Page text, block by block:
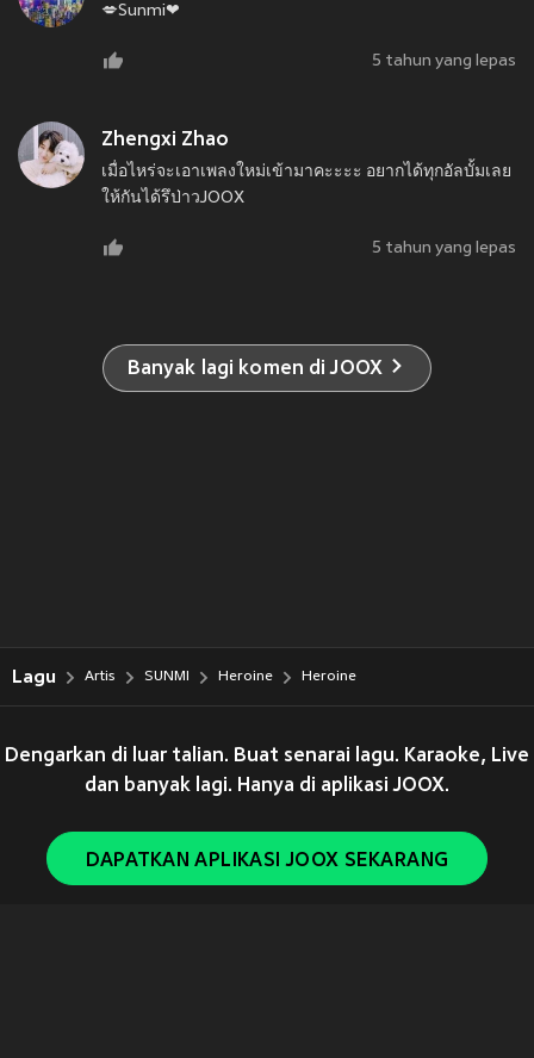
💋Sunmi❤
5 tahun yang lepas
Zhengxi Zhao
เมื่อไหร่จะเอาเพลงใหม่เข้ามาคะะะะ อยากได้ทุกอัลบั้มเลย
ให้กันได้รึป่าวJOOX
5 tahun yang lepas
Banyak lagi komen di JOOX
Lagu Artis SUNMI Heroine Heroine
Dengarkan di luar talian. Buat senarai lagu. Karaoke, Live
dan banyak lagi. Hanya di aplikasi JOOX.
DAPATKAN APLIKASI JOOX SEKARANG